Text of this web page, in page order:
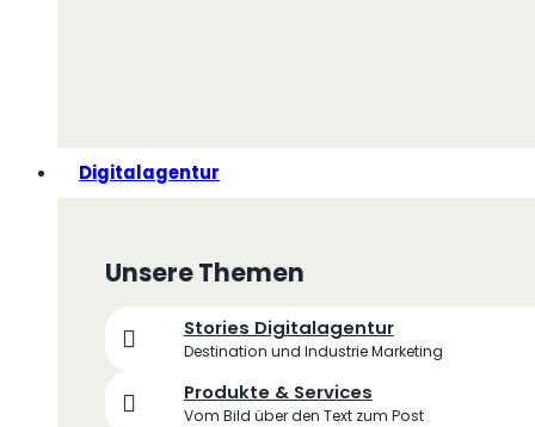
Digitalagentur
Unsere Themen
Stories Digitalagentur
Destination und Industrie Marketing
Produkte & Services
Vom Bild über den Text zum Post